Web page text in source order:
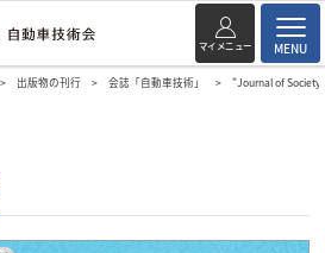
マイメニュー MENU
出版物の刊行 会誌「自動車技術」 "Journal of Society